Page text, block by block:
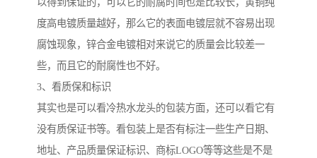
以得到保证的，可以它的耐腐时间也是比较长，黄铜纯
度高电镀质量越好，那么它的表面电镀层就不容易出现
腐蚀现象，锌合金电镀相对来说它的质量会比较差一
些，而且它的耐腐性也不好。
3、看质保和标识
其实也是可以看冷热水龙头的包装方面，还可以看它有
没有质保证书等。看包装上是否有标注一些生产日期、
地址、产品质量保证标识、商标LOGO等等这些是不是